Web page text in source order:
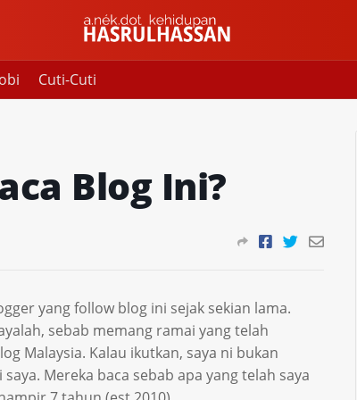
Cuti-Cuti
Blog Ini?
yang follow blog ini sejak sekian lama.
sebab memang ramai yang telah
Malaysia. Kalau ikutkan, saya ni bukan
Mereka baca sebab apa yang telah saya